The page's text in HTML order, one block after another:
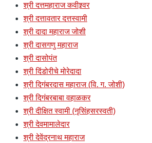
श्री दत्तमहाराज कवीश्र्वर
श्री दत्तावतार दत्तस्वामी
श्री दादा महाराज जोशी
श्री दासगणु महाराज
श्री दासोपंत
श्री दिंडोरीचे मोरेदादा
श्री दिगंबरदास महाराज (वि. ग. जोशी)
श्री दिगंबरबाबा वहाळकर
श्री दीक्षित स्वामी (नृसिंहसरस्वती)
श्री देवमामालेदार
श्री देवेंद्रनाथ महाराज